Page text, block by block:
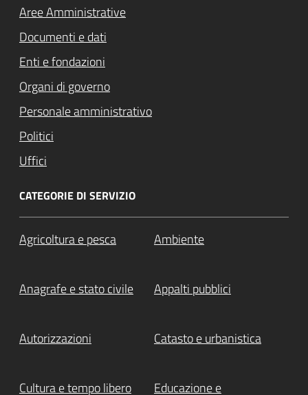
Aree Amministrative
Documenti e dati
Enti e fondazioni
Organi di governo
Personale amministrativo
Politici
Uffici
CATEGORIE DI SERVIZIO
Agricoltura e pesca Ambiente
Anagrafe e stato civile Appalti pubblici
Autorizzazioni Catasto e urbanistica
Cultura e tempo libero
Educazione e